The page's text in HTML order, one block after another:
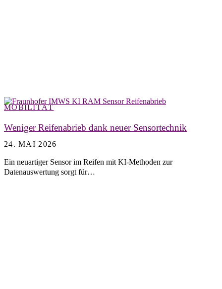
MOBILITÄT
Weniger Reifenabrieb dank neuer Sensortechnik
24. MAI 2026
Ein neuartiger Sensor im Reifen mit KI-Methoden zur
Datenauswertung sorgt für…